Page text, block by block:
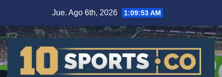
Jue. Ago 6th, 2026 1:09:56 AM